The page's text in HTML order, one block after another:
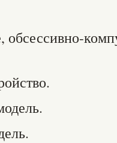
обсессивно-